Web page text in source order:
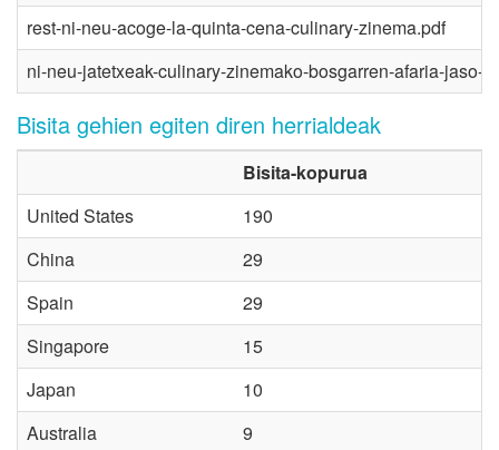
rest-ni-neu-acoge-la-quinta-cena-culinary-zinema.pdf
ni-neu-jatetxeak-culinary-zinemako-bosgarren-afaria-jaso-
Bisita gehien egiten diren herrialdeak
Bisita-kopurua
United States
190
China
29
Spain
29
Singapore
15
Japan
10
Australia
9